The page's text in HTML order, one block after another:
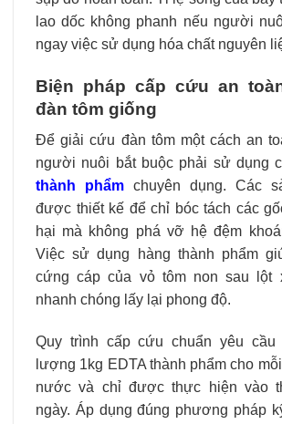
lao dốc không phanh nếu người
ngay việc sử dụng hóa chất nguyên
Biện pháp cấp cứu an
đàn tôm giống
Để giải cứu đàn tôm một cách an
người nuôi bắt buộc phải sử dụng
thành phẩm chuyên dụng. Các
được thiết kế để chỉ bóc tách các
hại mà không phá vỡ hệ đệm
Việc sử dụng hàng thành phẩm
cứng cáp của vỏ tôm non sau lột
nhanh chóng lấy lại phong độ.
Quy trình cấp cứu chuẩn yêu
lượng 1kg EDTA thành phẩm cho
nước và chỉ được thực hiện vào
ngày. Áp dụng đúng phương pháp